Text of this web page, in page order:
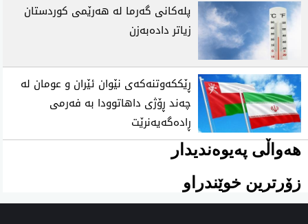
پلەکانی گەرما لە هەرێمی کوردستان
زیاتر دادەبەزن
ڕێککەوتنەکەی نێوان ئێران و عومان لە
چەند ڕۆژی داهاتوودا بە فەرمی
ڕادەگەیەنرێت
هەواڵی پەیوەندیدار
زۆرترین خوێندراو